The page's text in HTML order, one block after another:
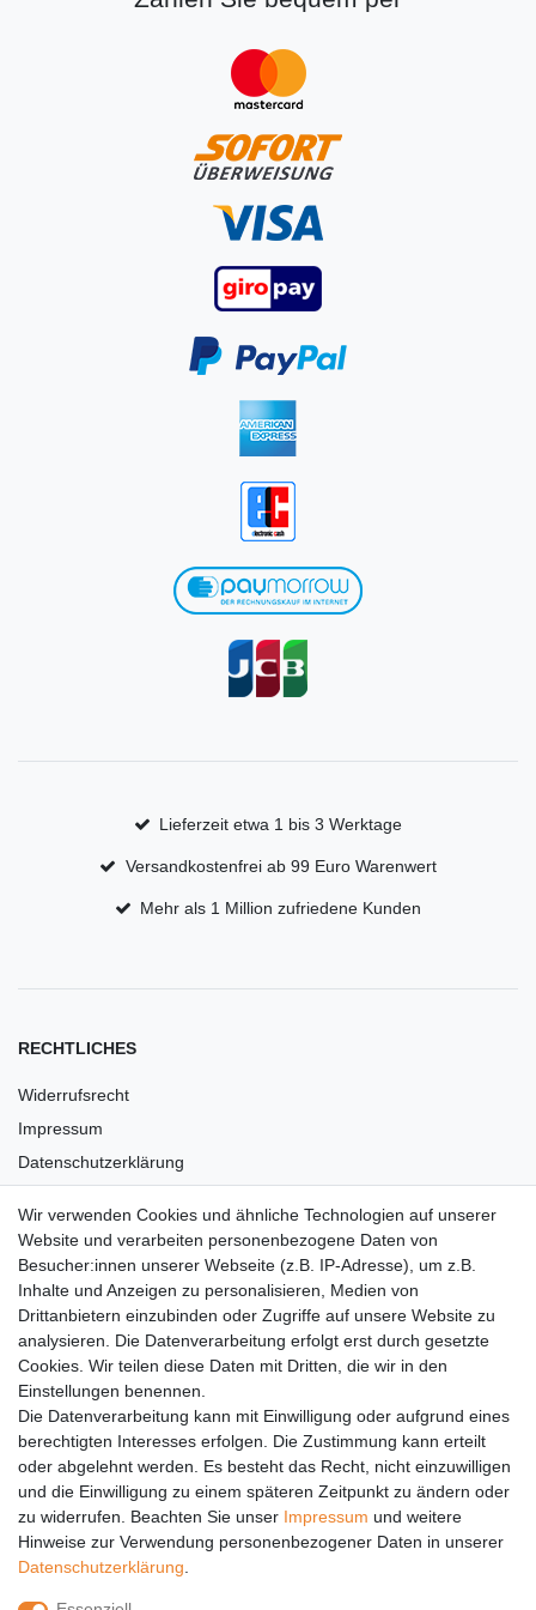
Lieferzeit etwa 1 bis 3 Werktage
Versandkostenfrei ab 99 Euro Warenwert
Mehr als 1 Million zufriedene Kunden
RECHTLICHES
Widerrufsrecht
Impressum
Datenschutzerklärung
Barrierefreiheit
Anleitungen
Vertrag widerrufen
PARTNER
DHL
GLS
PaketPLUS
SPONSORING
Wir verwenden Cookies und ähnliche Technologien auf unserer
Website und verarbeiten personenbezogene Daten von
Besucher:innen unserer Webseite (z.B. IP-Adresse), um z.B.
Inhalte und Anzeigen zu personalisieren, Medien von
Drittanbietern einzubinden oder Zugriffe auf unsere Website zu
analysieren. Die Datenverarbeitung erfolgt erst durch gesetzte
Cookies. Wir teilen diese Daten mit Dritten, die wir in den
Einstellungen benennen.
Die Datenverarbeitung kann mit Einwilligung oder aufgrund eines
berechtigten Interesses erfolgen. Die Zustimmung kann erteilt
oder abgelehnt werden. Es besteht das Recht, nicht einzuwilligen
und die Einwilligung zu einem späteren Zeitpunkt zu ändern oder
zu widerrufen. Beachten Sie unser Impressum und weitere
Hinweise zur Verwendung personenbezogener Daten in unserer
Daten­schutz­erklärung